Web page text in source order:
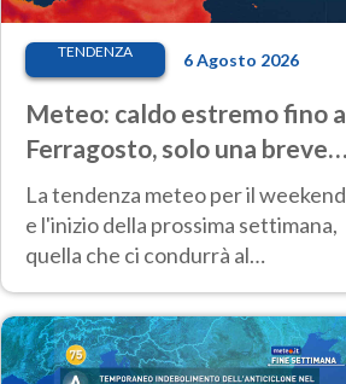
TENDENZA 6 Agosto 2026
Meteo: caldo estremo fino a
Ferragosto, solo una breve
pausa. Ecco dove
La tendenza meteo per il weekend
e l'inizio della prossima settimana,
quella che ci condurrà al
temperature molto elevate